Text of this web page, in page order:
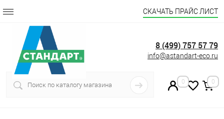
СКАЧАТЬ ПРАЙС ЛИСТ
8 (499) 757 57 79
info@astandart-eco.ru
0 0